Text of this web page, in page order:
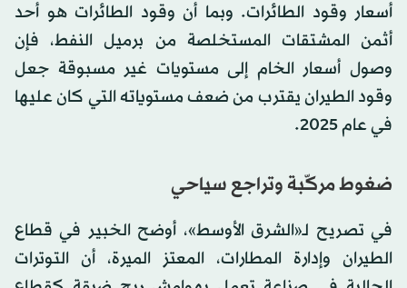
أسعار وقود الطائرات. وبما أن وقود الطائرات هو أحد
أثمن المشتقات المستخلصة من برميل النفط، فإن
وصول أسعار الخام إلى مستويات غير مسبوقة جعل
وقود الطيران يقترب من ضعف مستوياته التي كان عليها
في عام 2025.
ضغوط مركّبة وتراجع سياحي
في تصريح لـ«الشرق الأوسط»، أوضح الخبير في قطاع
الطيران وإدارة المطارات، المعتز الميرة، أن التوترات